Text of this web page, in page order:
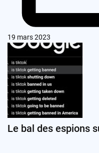
19 mars 2023
Le bal des espions